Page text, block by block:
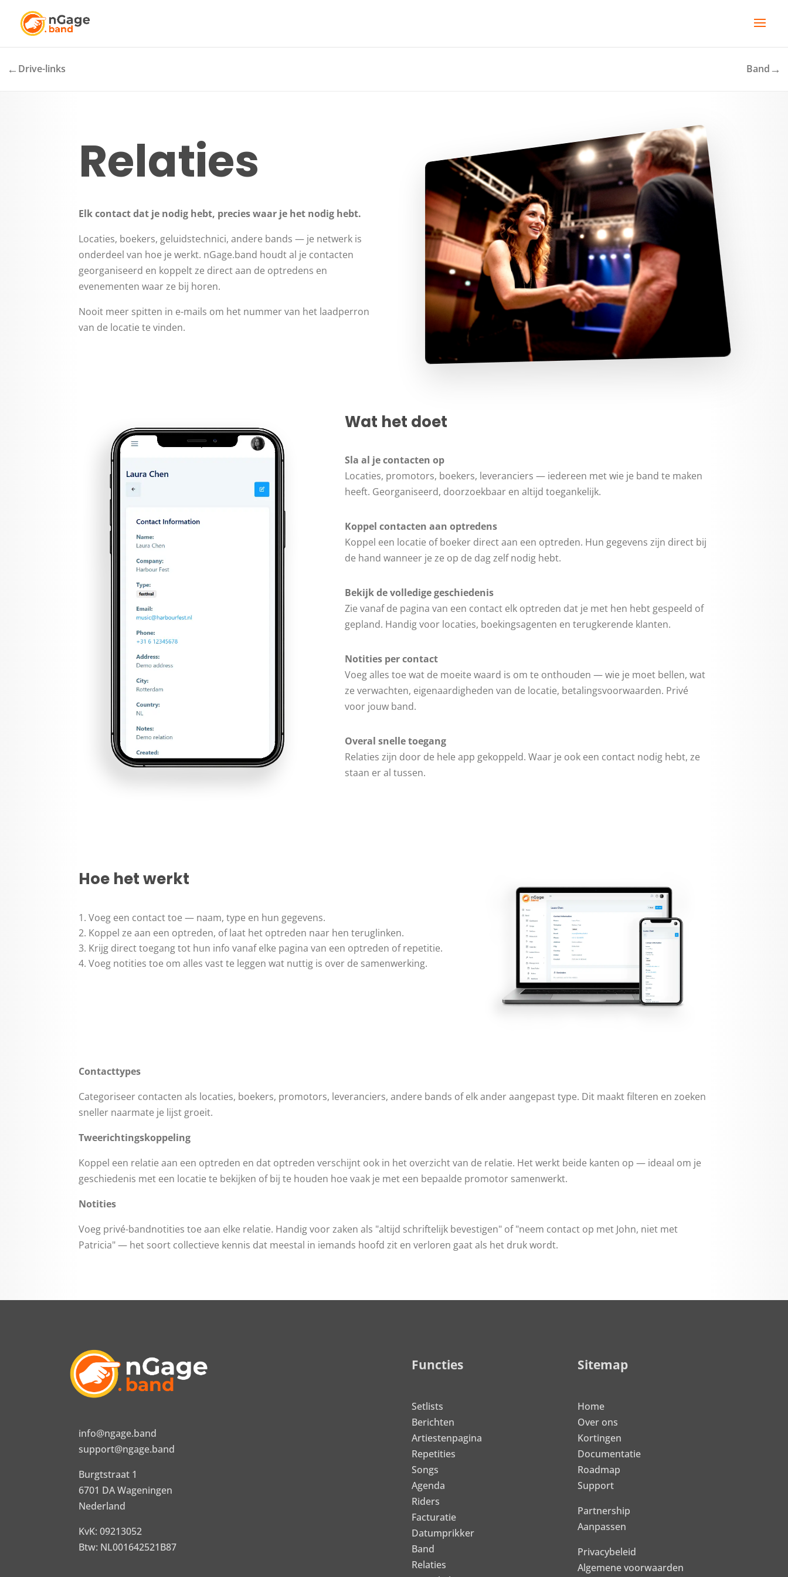
← Drive-links Band →
Relaties
Elk contact dat je nodig hebt, precies waar je het nodig hebt.
Locaties, boekers, geluidstechnici, andere bands — je netwerk is
onderdeel van hoe je werkt. nGage.band houdt al je contacten
georganiseerd en koppelt ze direct aan de optredens en
evenementen waar ze bij horen.
Nooit meer spitten in e-mails om het nummer van het laadperron
van de locatie te vinden.
Wat het doet
Sla al je contacten op
Locaties, promotors, boekers, leveranciers — iedereen met wie je band te maken
heeft. Georganiseerd, doorzoekbaar en altijd toegankelijk.
Koppel contacten aan optredens
Koppel een locatie of boeker direct aan een optreden. Hun gegevens zijn direct bij
de hand wanneer je ze op de dag zelf nodig hebt.
Bekijk de volledige geschiedenis
Zie vanaf de pagina van een contact elk optreden dat je met hen hebt gespeeld of
gepland. Handig voor locaties, boekingsagenten en terugkerende klanten.
Notities per contact
Voeg alles toe wat de moeite waard is om te onthouden — wie je moet bellen, wat
ze verwachten, eigenaardigheden van de locatie, betalingsvoorwaarden. Privé
voor jouw band.
Overal snelle toegang
Relaties zijn door de hele app gekoppeld. Waar je ook een contact nodig hebt, ze
staan er al tussen.
Hoe het werkt
Voeg een contact toe — naam, type en hun gegevens.
Koppel ze aan een optreden, of laat het optreden naar hen teruglinken.
Krijg direct toegang tot hun info vanaf elke pagina van een optreden of repetitie.
Voeg notities toe om alles vast te leggen wat nuttig is over de samenwerking.
Contacttypes
Categoriseer contacten als locaties, boekers, promotors, leveranciers, andere bands of elk ander aangepast type. Dit maakt filteren en zoeken
sneller naarmate je lijst groeit.
Tweerichtingskoppeling
Koppel een relatie aan een optreden en dat optreden verschijnt ook in het overzicht van de relatie. Het werkt beide kanten op — ideaal om je
geschiedenis met een locatie te bekijken of bij te houden hoe vaak je met een bepaalde promotor samenwerkt.
Notities
Voeg privé-bandnotities toe aan elke relatie. Handig voor zaken als "altijd schriftelijk bevestigen" of "neem contact op met John, niet met
Patricia" — het soort collectieve kennis dat meestal in iemands hoofd zit en verloren gaat als het druk wordt.
info@ngage.band
support@ngage.band
Burgtstraat 1
6701 DA Wageningen
Nederland
KvK: 09213052
Btw: NL001642521B87
Functies
Setlists
Berichten
Artiestenpagina
Repetities
Songs
Agenda
Riders
Facturatie
Datumprikker
Band
Relaties
Sitemap
Home
Over ons
Kortingen
Documentatie
Roadmap
Support
Partnership
Aanpassen
Privacybeleid
Algemene voorwaarden